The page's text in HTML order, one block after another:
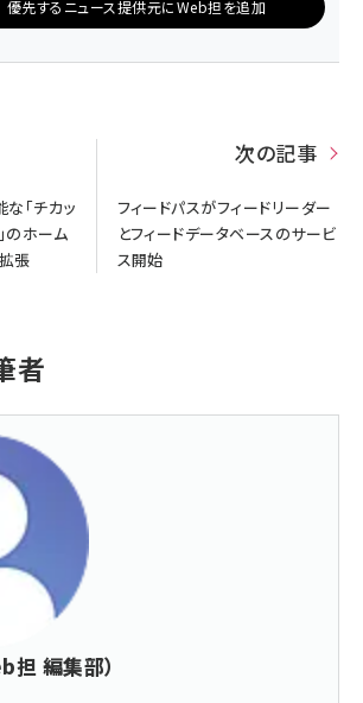
優先するニュース提供元にWeb担を追加
「チカッ
のホーム
張
次の記事
フィードパスがフィードリーダー
とフィードデータベースのサービ
ス開始
者
担 編集部）